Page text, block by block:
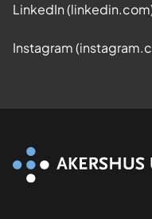
LinkedIn
Instagram